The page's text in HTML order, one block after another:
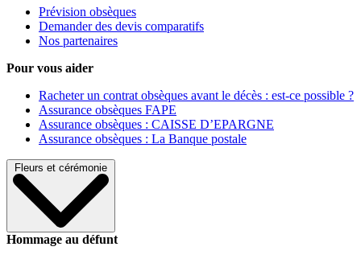
Prévision obsèques
Demander des devis comparatifs
Nos partenaires
Pour vous aider
Racheter un contrat obsèques avant le décès : est-ce possible ?
Assurance obsèques FAPE
Assurance obsèques : CAISSE D’EPARGNE
Assurance obsèques : La Banque postale
Fleurs et cérémonie
Hommage au défunt